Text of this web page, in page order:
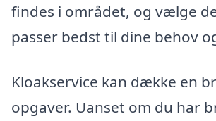
findes i området, og vælge
passer bedst til dine behov
Kloakservice kan dække en
opgaver. Uanset om du har